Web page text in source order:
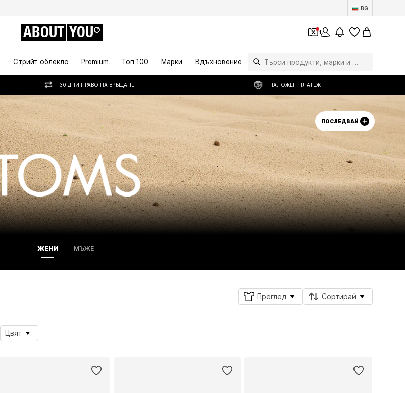
BG
ABOUT YOU 1
Стрийт облекло Premium Топ 100 Марки Вдъхновение
30 ДНИ ПРАВО НА ВРЪЩАНЕ НАЛОЖЕН ПЛАТЕЖ
ПОСЛЕДВАЙ
ЖЕНИ МЪЖЕ
Преглед Сортирай
Цвят